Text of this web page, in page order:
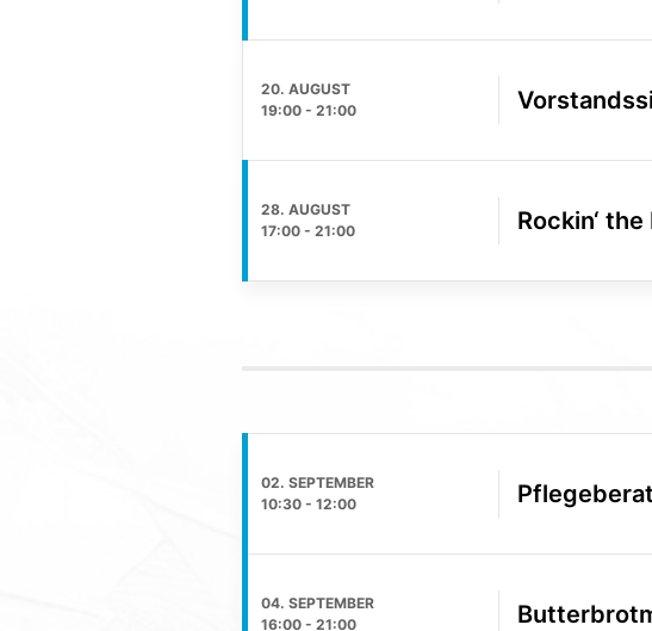
20. AUGUST
19:00- 21:00
28. AUGUST
17:00- 21:00 Rockin‘
02. SEPTEMBER
10:30- 12:00
04. SEPTEMBER
16:00- 21:00